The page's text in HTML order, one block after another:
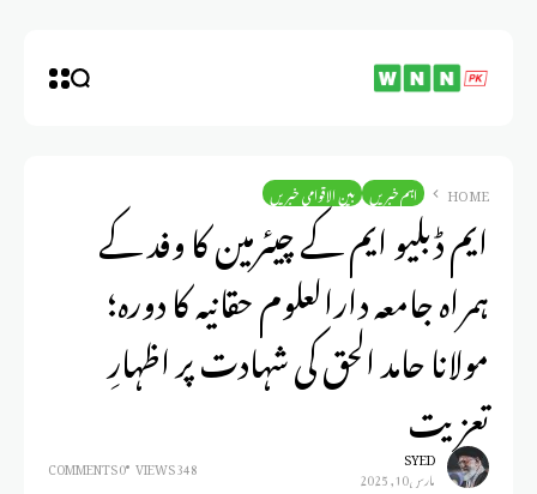
HOME اہم خبریں بین الاقوامی خبریں
ایم ڈبلیو ایم کے چیئرمین کا وفد کے
ہمراہ جامعہ دارالعلوم حقانیہ کا دورہ؛
مولانا حامد الحق کی شہادت پر اظہارِ
تعزیت
SYED
مارس 10, 2025 348 VIEWS
0 COMMENTS